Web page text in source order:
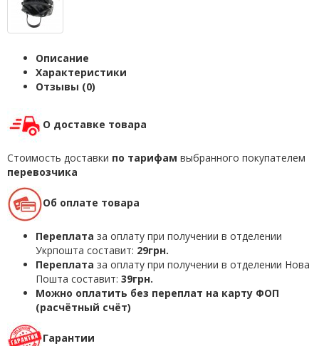
Описание
Характеристики
Отзывы (0)
О доставке товара
Стоимость доставки по тарифам выбранного покупателем
перевозчика
Об оплате товара
Переплата за оплату при получении в отделении
Укрпошта составит: 29грн.
Переплата за оплату при получении в отделении Нова
Пошта составит: 39грн.
Можно оплатить без переплат на карту ФОП
(расчётный счёт)
Гарантии